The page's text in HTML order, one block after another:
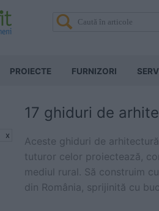
PROIECTE FURNIZORI
x
17 ghiduri de
Aceste ghiduri de
tuturor celor proiectează,
mediul rural. Să construim
din România, sprijinită cu